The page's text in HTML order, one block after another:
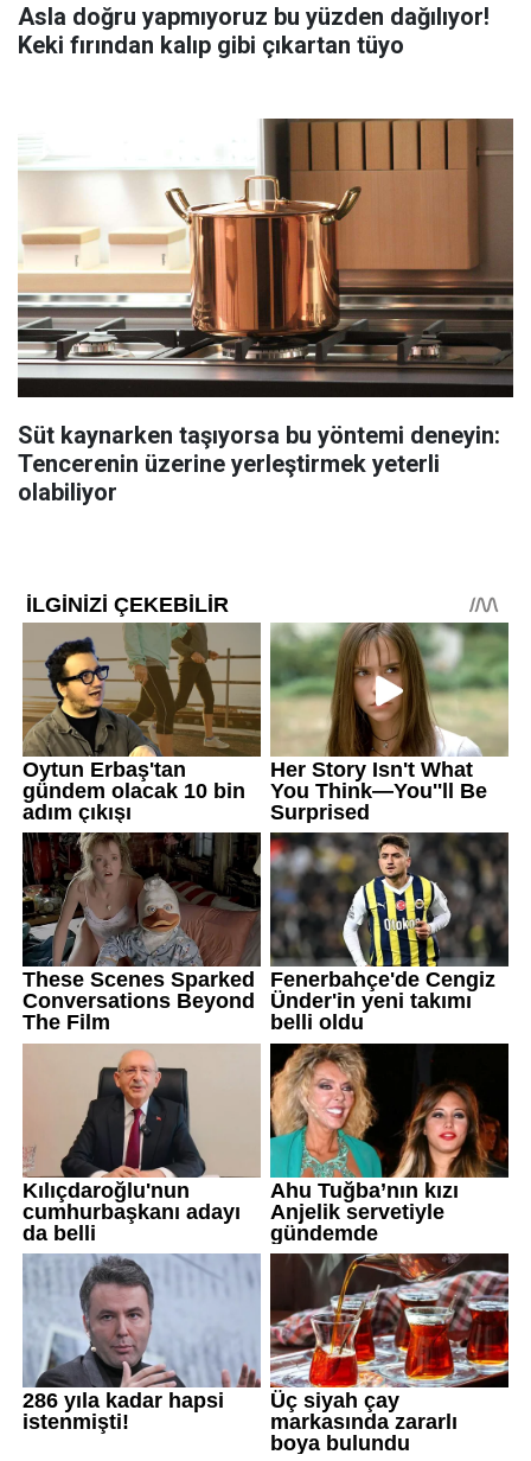
Asla doğru yapmıyoruz bu yüzden dağılıyor!
Keki fırından kalıp gibi çıkartan tüyo
Süt kaynarken taşıyorsa bu yöntemi deneyin:
Tencerenin üzerine yerleştirmek yeterli
olabiliyor